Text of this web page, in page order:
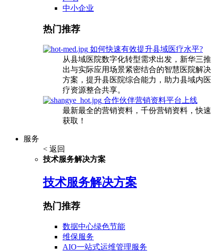
中小企业
热门推荐
如何快速有效提升县域医疗水平?
从县域医院数字化转型需求出发，新华三推
出与实际应用场景紧密结合的智慧医院解决
方案，提升县医院综合能力，助力县域内医
疗资源整合共享。
合作伙伴营销资料平台上线
最新最全的营销资料，千份营销资料，快速
获取！
服务
< 返回
技术服务解决方案
技术服务解决方案
热门推荐
数据中心绿色节能
维保服务
AIO一站式运维管理服务